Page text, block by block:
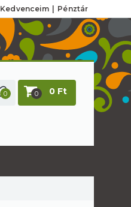
Kedvenceim Pénztár
0 0 0 Ft